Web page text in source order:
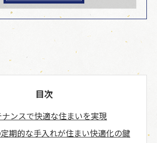
目次
ンスで快適な住まいを実現
期的な手入れが住まい快適化の鍵